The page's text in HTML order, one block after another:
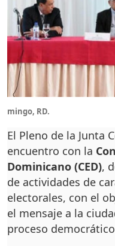
mingo, RD.
El Pleno de la Junta
encuentro con la
Dominicano (CED),
de actividades de
electorales, con el
el mensaje a la
proceso